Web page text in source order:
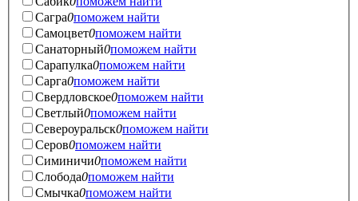
Сагра0поможем найти
Самоцвет0поможем найти
Санаторный0поможем найти
Сарапулка0поможем найти
Сарга0поможем найти
Свердловское0поможем найти
Светлый0поможем найти
Североуральск0поможем найти
Серов0поможем найти
Симиничи0поможем найти
Слобода0поможем найти
Смычка0поможем найти